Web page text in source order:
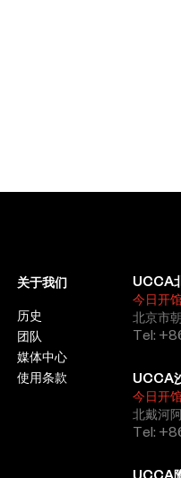
关于我们
历史
团队
媒体中心
使用条款
UCCA
今日开
北京市
Tel:
UCCA
今日开
北戴河
Tel:
UCCA